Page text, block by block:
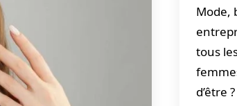
Mode,
tous
d’être